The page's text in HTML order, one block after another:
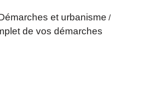
et urbanisme /
de vos démarches